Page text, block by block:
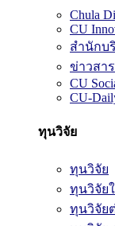
Chula
CU
สำนักบ
ข่าวสา
CU
CU-
ทุนวิจัย
ทุนวิจัย
ทุนวิจัย
ทุนวิจัย